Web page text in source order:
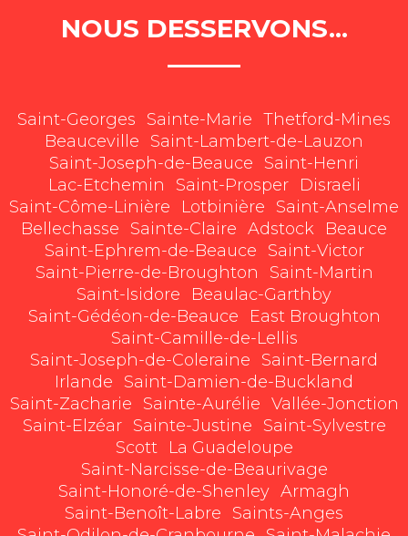
NOUS DESSERVONS...
Saint-Georges Sainte-Marie Thetford-Mines
Beauceville
Saint-Lambert-de-Lauzon
Saint-Joseph-de-Beauce
Saint-Henri
Lac-Etchemin
Saint-Prosper
Disraeli
Saint-Côme-Linière
Lotbinière
Saint-Anselme
Bellechasse
Sainte-Claire Adstock
Beauce
Saint-Ephrem-de-Beauce
Saint-Victor
Saint-Pierre-de-Broughton
Saint-Martin
Saint-Isidore
Beaulac-Garthby
Saint-Gédéon-de-Beauce
East Broughton
Saint-Camille-de-Lellis
Saint-Joseph-de-Coleraine
Saint-Bernard
Irlande
Saint-Damien-de-Buckland
Saint-Zacharie
Sainte-Aurélie Vallée-Jonction
Saint-Elzéar
Sainte-Justine
Saint-Sylvestre
Scott
La Guadeloupe
Saint-Narcisse-de-Beaurivage
Saint-Honoré-de-Shenley Armagh
Saint-Benoît-Labre
Saints-Anges